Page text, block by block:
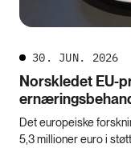
30. JUN. 2026
Norskledet EU-
Det europeiske
5,3 millioner euro i